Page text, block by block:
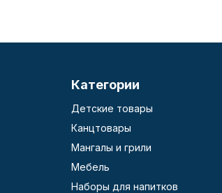
Категории
Детские товары
Канцтовары
Мангалы и грили
Мебель
Наборы для напитков